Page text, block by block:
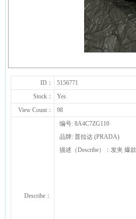
ID： 5156771
Stock：
Yes
View Count：
98
Describe：
编号: 8A4C7ZG110
品牌: 普拉达 (PRADA)
描述（Describe）：发夹 爆